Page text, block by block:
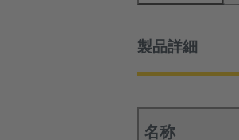
製品詳細
名称